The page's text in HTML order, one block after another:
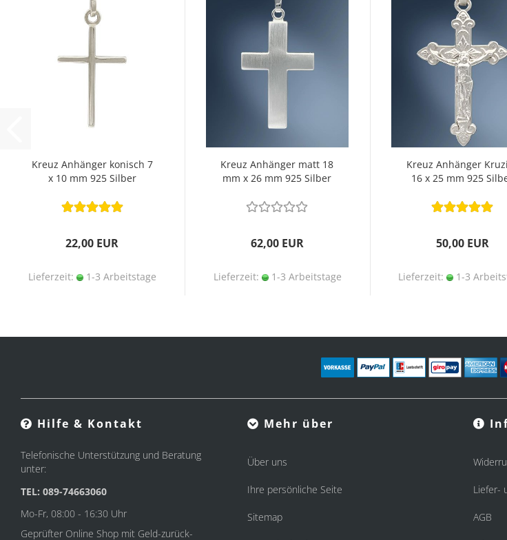
Kreuz Anhänger konisch 7
x 10 mm 925 Silber
22,00 EUR
Lieferzeit: 1-3 Arbeitstage
Kreuz Anhänger matt 18
mm x 26 mm 925 Silber
62,00 EUR
Lieferzeit: 1-3 Arbeitstage
Kreuz Anhänger
16 x 25 mm 925
50,00 EUR
Lieferzeit: 1-3
Hilfe & Kontakt
Telefonische Unterstützung und Beratung
unter:
TEL: 089-74663060
Mo-Fr, 08:00 - 16:30 Uhr
Geprüfter Online Shop mit Geld-zurück-
Mehr über
Über uns
Ihre persönliche Seite
Sitemap
Liefer-
AGB